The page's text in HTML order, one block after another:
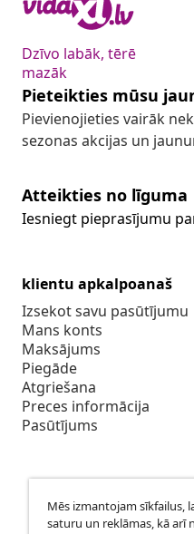
Dzīvo labāk, tērē
mazāk
Pieteikties mūsu
Pievienojieties vairāk
sezonas akcijas un
Atteikties no līguma
Iesniegt pieprasījumu
klientu apkalpoanaš
Izsekot savu pasūtījumu
Mans konts
Maksājums
Piegāde
Atgriešana
Preces informācija
Pasūtījums
Mēs izmantojam sīkfailus,
saturu un reklāmas, kā arī